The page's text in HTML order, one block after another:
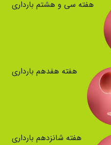
هفته سی و هشتم بارداری
هفته هفدهم بارداری
هفته شانزدهم بارداری